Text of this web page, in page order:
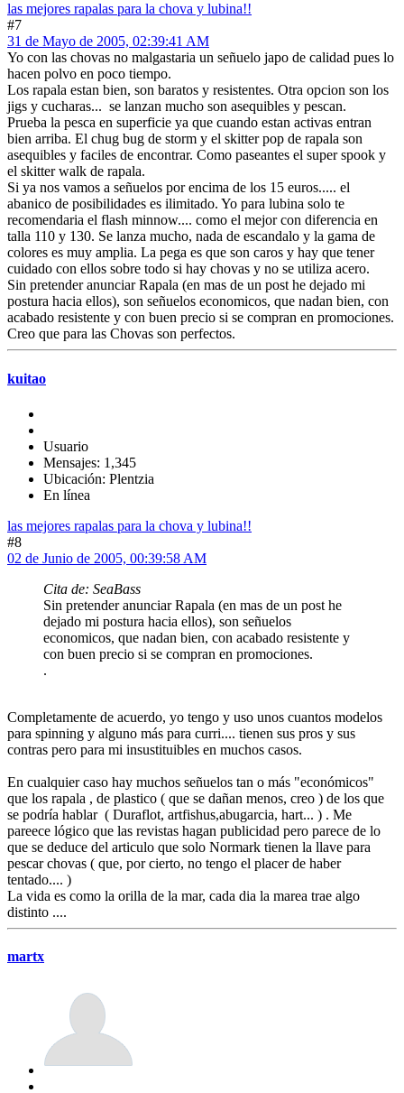
las mejores rapalas para la chova y lubina!!
#7
31 de Mayo de 2005, 02:39:41 AM
Yo con las chovas no malgastaria un señuelo japo de calidad pues lo
hacen polvo en poco tiempo.
Los rapala estan bien, son baratos y resistentes. Otra opcion son los
jigs y cucharas... se lanzan mucho son asequibles y pescan.
Prueba la pesca en superficie ya que cuando estan activas entran
bien arriba. El chug bug de storm y el skitter pop de rapala son
asequibles y faciles de encontrar. Como paseantes el super spook y
el skitter walk de rapala.
Si ya nos vamos a señuelos por encima de los 15 euros..... el
abanico de posibilidades es ilimitado. Yo para lubina solo te
recomendaria el flash minnow.... como el mejor con diferencia en
talla 110 y 130. Se lanza mucho, nada de escandalo y la gama de
colores es muy amplia. La pega es que son caros y hay que tener
cuidado con ellos sobre todo si hay chovas y no se utiliza acero.
Sin pretender anunciar Rapala (en mas de un post he dejado mi
postura hacia ellos), son señuelos economicos, que nadan bien, con
acabado resistente y con buen precio si se compran en promociones.
Creo que para las Chovas son perfectos.
kuitao
Usuario
Mensajes: 1,345
Ubicación: Plentzia
En línea
las mejores rapalas para la chova y lubina!!
#8
02 de Junio de 2005, 00:39:58 AM
Cita de: SeaBass
Sin pretender anunciar Rapala (en mas de un post he
dejado mi postura hacia ellos), son señuelos
economicos, que nadan bien, con acabado resistente y
con buen precio si se compran en promociones.
.
Completamente de acuerdo, yo tengo y uso unos cuantos modelos
para spinning y alguno más para curri.... tienen sus pros y sus
contras pero para mi insustituibles en muchos casos.
En cualquier caso hay muchos señuelos tan o más "económicos"
que los rapala , de plastico ( que se dañan menos, creo ) de los que
se podría hablar ( Duraflot, artfishus,abugarcia, hart... ) . Me
pareece lógico que las revistas hagan publicidad pero parece de lo
que se deduce del articulo que solo Normark tienen la llave para
pescar chovas ( que, por cierto, no tengo el placer de haber
tentado.... )
La vida es como la orilla de la mar, cada dia la marea trae algo
distinto ....
martx